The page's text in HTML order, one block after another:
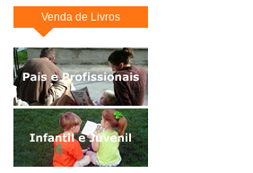
Venda de Livros